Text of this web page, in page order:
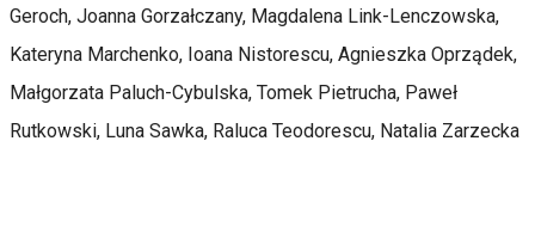
Geroch, Joanna Gorzałczany, Magdalena Link-Lenczowska,
Kateryna Marchenko, Ioana Nistorescu, Agnieszka Oprządek,
Małgorzata Paluch-Cybulska, Tomek Pietrucha, Paweł
Rutkowski, Luna Sawka, Raluca Teodorescu, Natalia Zarzecka